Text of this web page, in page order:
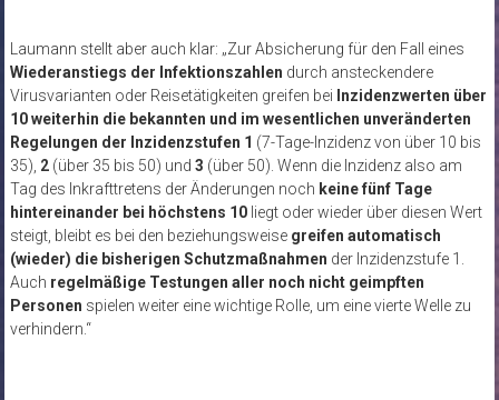
Laumann stellt aber auch klar: „Zur Absicherung für den Fall eines
Wiederanstiegs der Infektionszahlen durch ansteckendere
Virusvarianten oder Reisetätigkeiten greifen bei Inzidenzwerten über
10 weiterhin die bekannten und im wesentlichen unveränderten
Regelungen der Inzidenzstufen 1 (7-Tage-Inzidenz von über 10 bis
35), 2(über 35 bis 50) und 3 (über 50). Wenn die Inzidenz also am
Tag des Inkrafttretens der Änderungen noch keine fünf Tage
hintereinander bei höchstens 10liegt oder wieder über diesen Wert
steigt, bleibt es bei den beziehungsweise greifen automatisch
(wieder) die bisherigen Schutzmaßnahmen der Inzidenzstufe 1.
Auch regelmäßige Testungen aller noch nicht geimpften
Personen spielen weiter eine wichtige Rolle, um eine vierte Welle zu
verhindern.“